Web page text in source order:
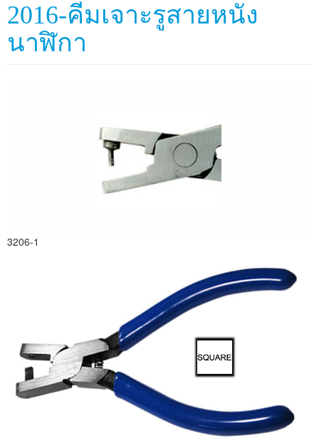
2016-คีมเจาะรูสายหนัง
นาฬิกา
3206-1